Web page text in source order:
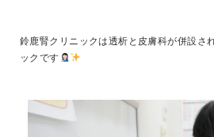
鈴鹿腎クリニックは透析と皮膚科が併設さ
ックです